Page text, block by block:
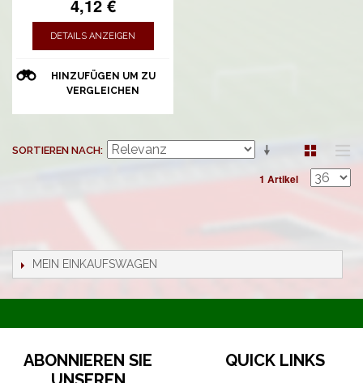
4,12 €
DETAILS ANZEIGEN
HINZUFÜGEN UM ZU
VERGLEICHEN
SORTIEREN NACH
1 Artikel
MEIN EINKAUFSWAGEN
ABONNIEREN SIE
QUICK LINKS